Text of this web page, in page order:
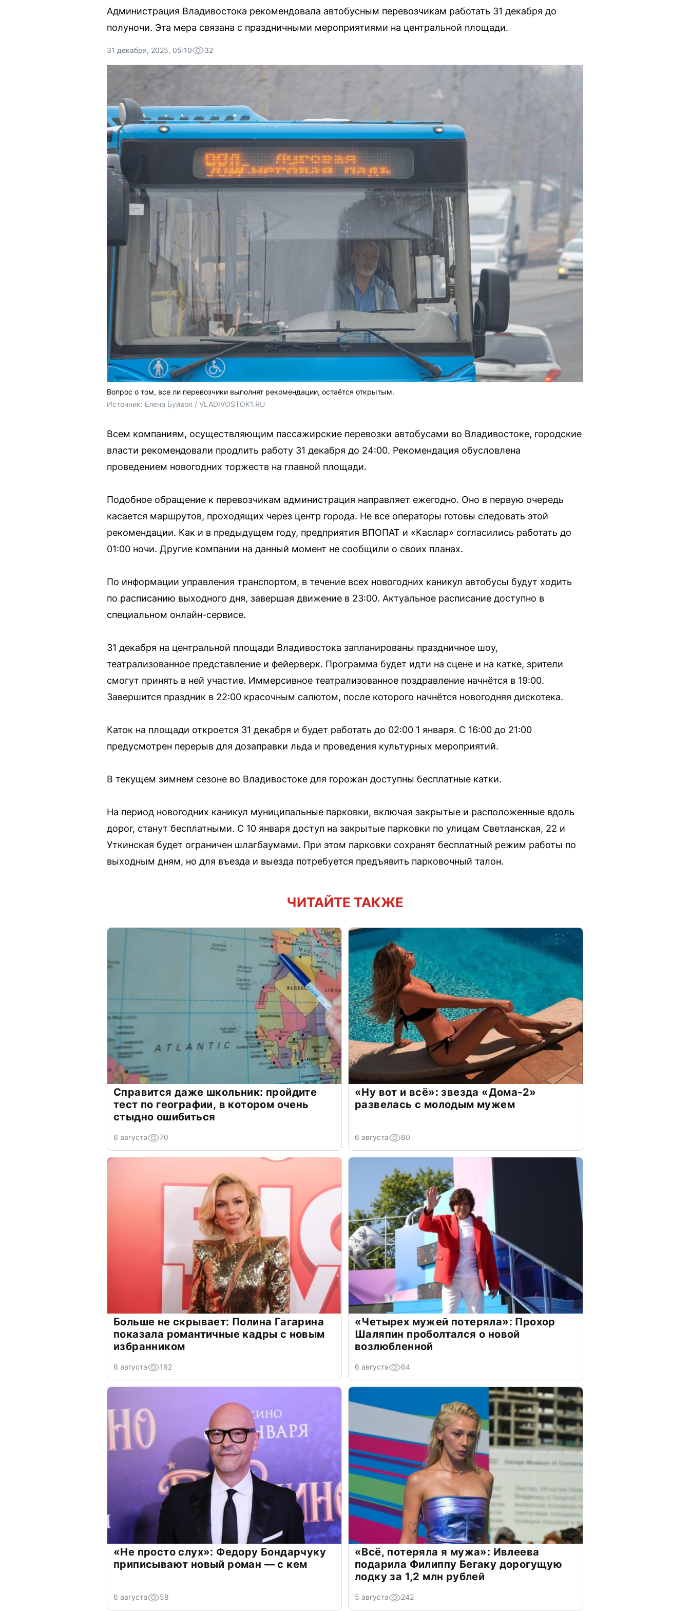
Администрация Владивостока рекомендовала автобусным перевозчикам работать 31 декабря до
полуночи. Эта мера связана с праздничными мероприятиями на центральной площади.
31 декабря, 2025, 05:10 32
Вопрос о том, все ли перевозчики выполнят рекомендации, остаётся открытым.
Источник: Елена Буйвол / VLADIVOSTOK1.RU
Всем компаниям, осуществляющим пассажирские перевозки автобусами во Владивостоке, городские
власти рекомендовали продлить работу 31 декабря до 24:00. Рекомендация обусловлена
проведением новогодних торжеств на главной площади.
Подобное обращение к перевозчикам администрация направляет ежегодно. Оно в первую очередь
касается маршрутов, проходящих через центр города. Не все операторы готовы следовать этой
рекомендации. Как и в предыдущем году, предприятия ВПОПАТ и «Каслар» согласились работать до
01:00 ночи. Другие компании на данный момент не сообщили о своих планах.
По информации управления транспортом, в течение всех новогодних каникул автобусы будут ходить
по расписанию выходного дня, завершая движение в 23:00. Актуальное расписание доступно в
специальном онлайн-сервисе.
31 декабря на центральной площади Владивостока запланированы праздничное шоу,
театрализованное представление и фейерверк. Программа будет идти на сцене и на катке, зрители
смогут принять в ней участие. Иммерсивное театрализованное поздравление начнётся в 19:00.
Завершится праздник в 22:00 красочным салютом, после которого начнётся новогодняя дискотека.
Каток на площади откроется 31 декабря и будет работать до 02:00 1 января. С 16:00 до 21:00
предусмотрен перерыв для дозаправки льда и проведения культурных мероприятий.
В текущем зимнем сезоне во Владивостоке для горожан доступны бесплатные катки.
На период новогодних каникул муниципальные парковки, включая закрытые и расположенные вдоль
дорог, станут бесплатными. С 10 января доступ на закрытые парковки по улицам Светланская, 22 и
Уткинская будет ограничен шлагбаумами. При этом парковки сохранят бесплатный режим работы по
выходным дням, но для въезда и выезда потребуется предъявить парковочный талон.
ЧИТАЙТЕ ТАКЖЕ
Справится даже школьник: пройдите
тест по географии, в котором очень
стыдно ошибиться
6 августа 70
«Ну вот и всё»: звезда «Дома-2»
развелась с молодым мужем
6 августа 80
Больше не скрывает: Полина Гагарина
показала романтичные кадры с новым
избранником
6 августа 182
«Четырех мужей потеряла»: Прохор
Шаляпин проболтался о новой
возлюбленной
6 августа 64
«Не просто слух»: Федору Бондарчуку
приписывают новый роман — с кем
6 августа 58
«Всё, потеряла я мужа»: Ивлеева
подарила Филиппу Бегаку дорогущую
лодку за 1,2 млн рублей
5 августа 242